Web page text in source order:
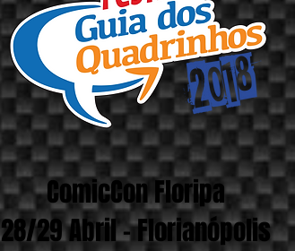
ComicCon Floripa
28/29 Abril - Florianópolis